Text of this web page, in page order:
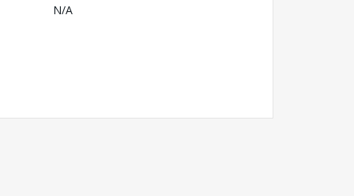
N/A